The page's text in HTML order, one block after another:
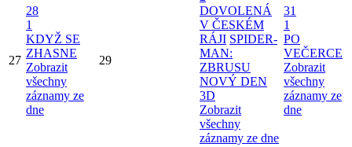
27
28
1
KDYŽ SE
ZHASNE
Zobrazit
všechny
záznamy ze
dne
29
DOVOLENÁ
V ČESKÉM
RÁJI SPIDER-
MAN:
ZBRUSU
NOVÝ DEN
3D
Zobrazit
všechny
záznamy ze dne
31
1
PO
VEČERCE
Zobrazit
všechny
záznamy ze
dne